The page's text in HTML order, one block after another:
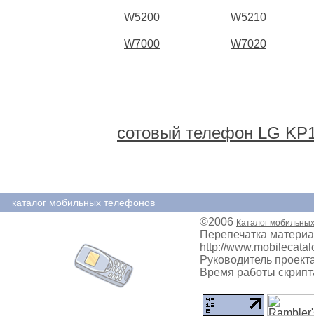
W5200 W5210
W7000 W7020
сотовый телефон LG
каталог мобильных телефонов
©2006 Каталог
Перепечатка
http://
Руководитель
Время работы